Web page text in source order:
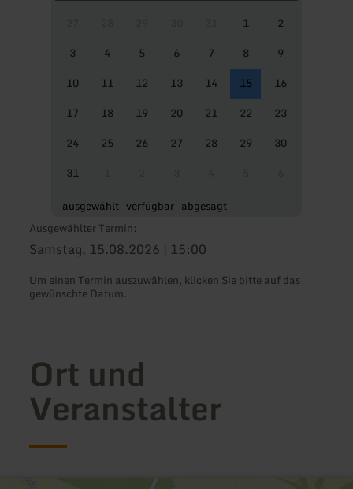
1
2
3
4 5 6 7 8
9
10
11 12 13 14 15
16
17
18 19 20 21 22
23
24
25 26 27 28 29
30
31
ausgewählt verfügbar abgesagt
Ausgewählter Termin:
Samstag, 15.08.2026 | 15:00
Um einen Termin auszuwählen, klicken Sie bitte auf das
gewünschte Datum.
Ort und
Veranstalter